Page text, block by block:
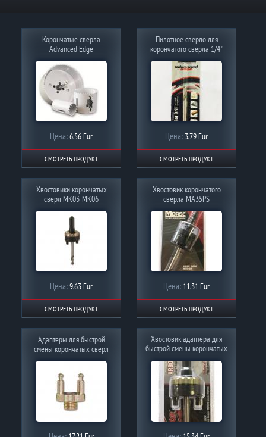
Корончатые сверла
Advanced Edge
Цена:6.56 Eur
СМОТРЕТЬ ПРОДУКТ
Пилотное сверло для
корончатого сверла 1/4"
Цена: 3.79 Eur
СМОТРЕТЬ ПРОДУКТ
Хвостовики корончатых
сверл MK03-MK06
Цена:9.63 Eur
СМОТРЕТЬ ПРОДУКТ
Хвостовик корончатого
сверла MA35PS
Цена: 11.31 Eur
СМОТРЕТЬ ПРОДУКТ
Адаптеры для быстрой
смены корончатых сверл
Хвостовик адаптера для
быстрой смены корончатых